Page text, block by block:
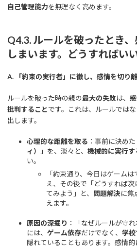
自己管理能力を無理なく高めます。
Q4.3. ルールを破ったとき
しまいます。どうすればい
A. 「約束の実行者」に徹し、感情を切り離
ルールを破った時の親の最大の失敗は、
批判することです。これは、ルールではな
出します。
心理的な距離を取る ：事前に決め
ィ）
」を、淡々と、 機械的に実行す
い。
「約束通り、今日はゲーム
え、その後で「どうすれば
てみよう」と、 問題解決に焦
えます。
原因の深掘り ：「なぜルールが守
には、 ゲーム依存だけでなく、 学校
隠れていることもあります。感情的